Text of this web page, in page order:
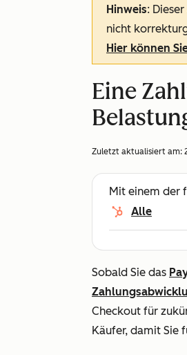
Hinweis:
nicht
Hier können
Eine
Zuletzt aktualisiert am:
Mit einem der
Alle
Sobald Sie das
Checkout für
Käufer, damit Sie